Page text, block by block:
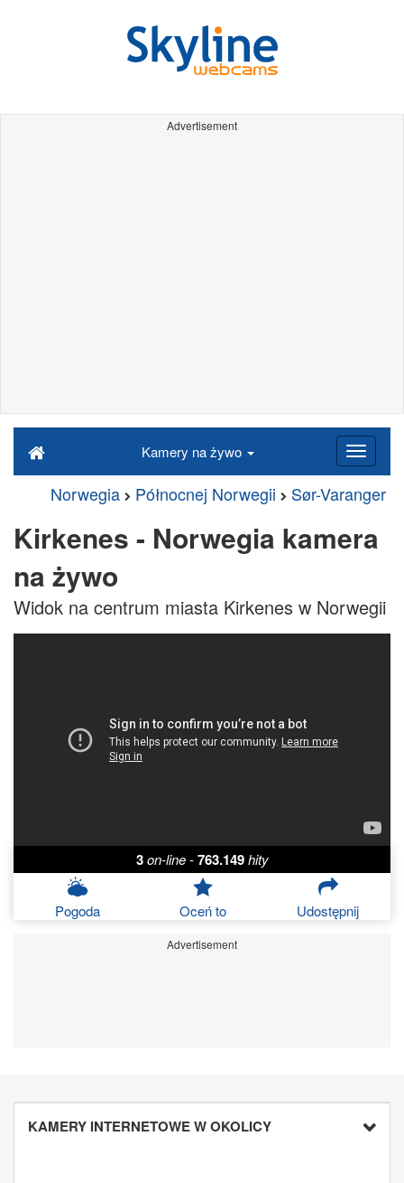
Advertisement
Kamery na żywo
Norwegia Północnej Norwegii Sør-Varanger
Kirkenes - Norwegia kamera
na żywo
Widok na centrum miasta Kirkenes w Norwegii
3 on-line - 763.149 hity
Pogoda Oceń to Udostępnij
Advertisement
KAMERY INTERNETOWE W OKOLICY